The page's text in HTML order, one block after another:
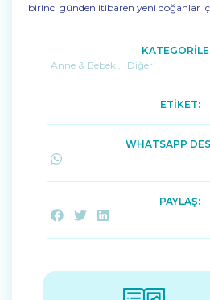
birinci günden itibaren yeni doğanlar
Anne & Bebek
Diğer
ETİKET:
WHATSAPP
PAYLAŞ: